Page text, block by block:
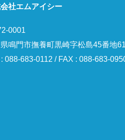
社エムアイシー
0001
鳴門市撫養町黒崎字松島45番地61
088-683-0112 / FAX : 088-683-